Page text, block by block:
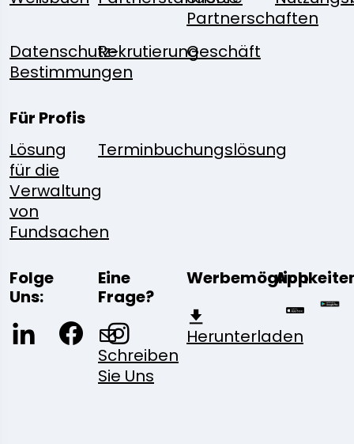
Partnerschaften
Datenschutz-
Bestimmungen
RekrutierungGeschäft
Für Profis
Lösung
für die
Verwaltung
von
Fundsachen
Terminbuchungslösung
Folge
Uns:
Eine
Frage?
Schreiben
Sie Uns
Herunterladen
App